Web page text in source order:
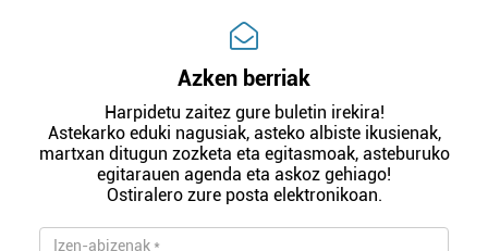
Azken berriak
Harpidetu zaitez gure buletin irekira!
Astekarko eduki nagusiak, asteko albiste ikusienak,
martxan ditugun zozketa eta egitasmoak, asteburuko
egitarauen agenda eta askoz gehiago!
Ostiralero zure posta elektronikoan.